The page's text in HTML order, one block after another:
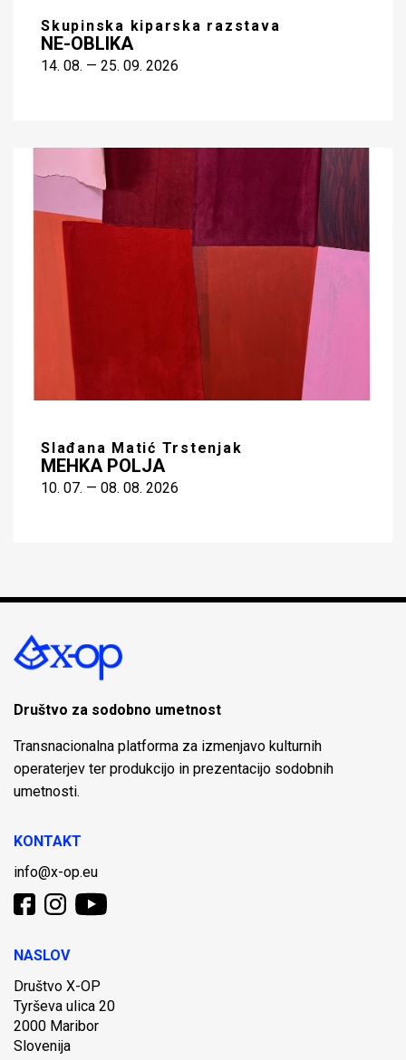
Skupinska kiparska razstava
NE-OBLIKA
14. 08. — 25. 09. 2026
Slađana Matić Trstenjak
MEHKA POLJA
10. 07. — 08. 08. 2026
Društvo za sodobno umetnost
Transnacionalna platforma za izmenjavo kulturnih
operaterjev ter produkcijo in prezentacijo sodobnih
umetnosti.
KONTAKT
info@x-op.eu
NASLOV
Društvo X-OP
Tyrševa ulica 20
2000 Maribor
Slovenija